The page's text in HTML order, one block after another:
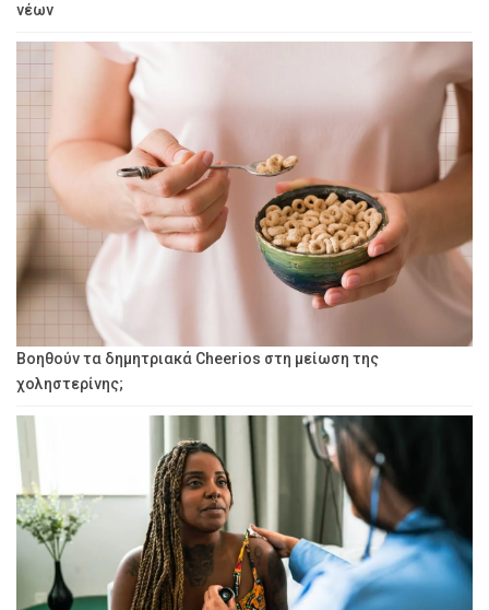
νέων
Βοηθούν τα δημητριακά Cheerios στη μείωση της
χοληστερίνης;